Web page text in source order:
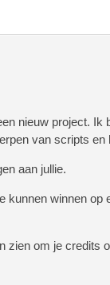
nieuw project. Ik
van scripts en
aan jullie.
kunnen winnen op
zien om je credits